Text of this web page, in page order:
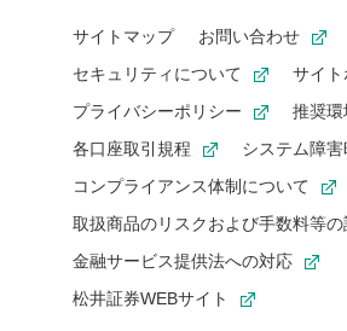
サイトマップ
お問い合わせ
セキュリティについて
サイト
プライバシーポリシー
推奨環
各口座取引規程
システム障
コンプライアンス体制について
取扱商品のリスクおよび手数料等の
金融サービス提供法への対応
松井証券WEBサイト